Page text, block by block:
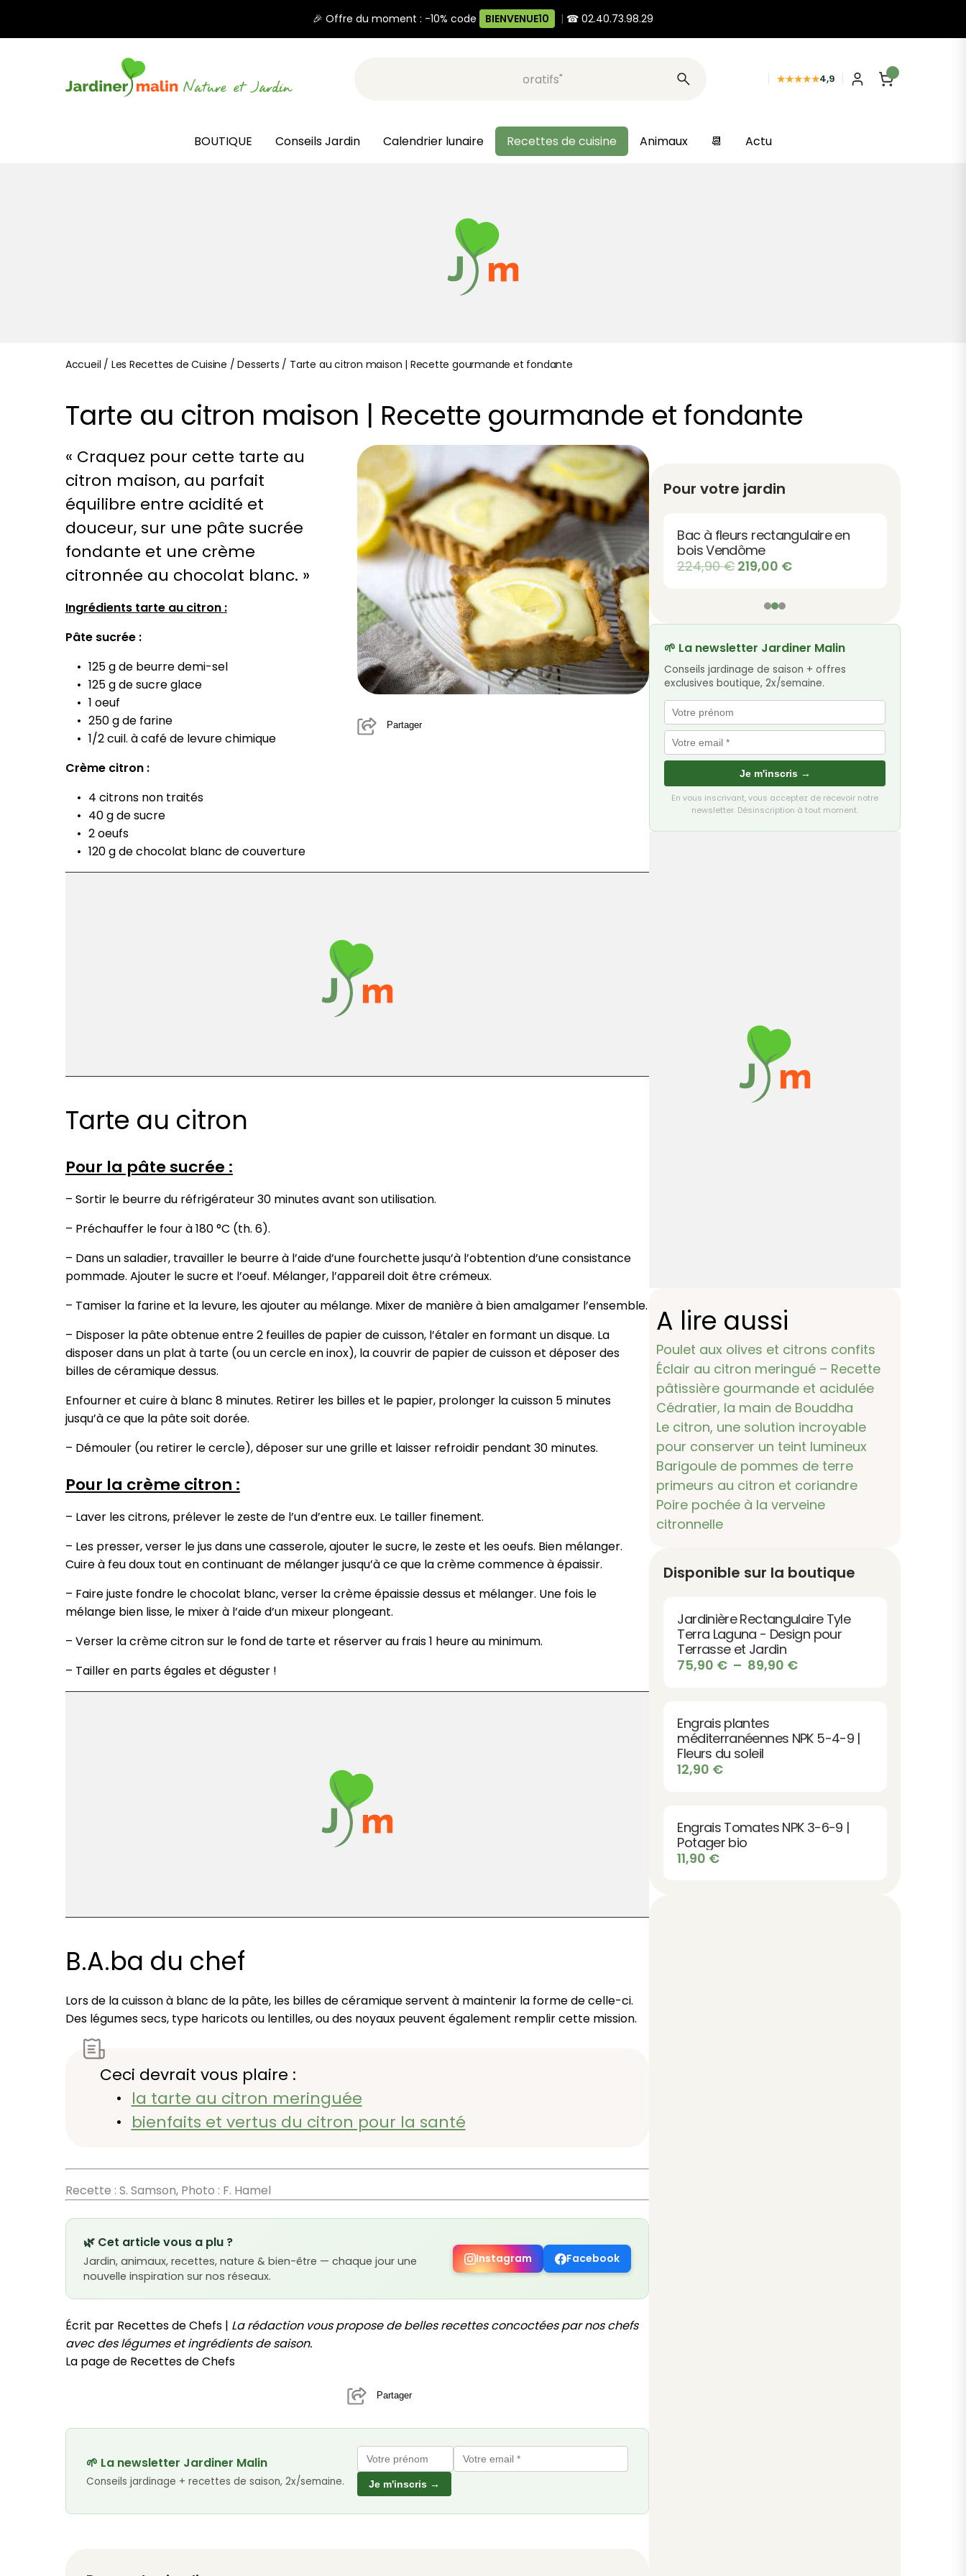
🎉 Offre du moment : -10% code BIENVENUE10 | ☎ 02.40.73.98.29
Recherche, ex: "pots décoratifs" ★★★★★4,9
BOUTIQUE Conseils Jardin Calendrier lunaire Recettes de cuisine Animaux 📆 Actu
Accueil / Les Recettes de Cuisine /Desserts / Tarte au citron maison | Recette gourmande et fondante
Tarte au citron maison | Recette gourmande et fondante
Partager
« Craquez pour cette tarte au
citron maison, au parfait
équilibre entre acidité et
douceur, sur une pâte sucrée
fondante et une crème
citronnée au chocolat blanc. »
Ingrédients tarte au citron :
Pâte sucrée :
125 g de beurre demi-sel
125 g de sucre glace
1 oeuf
250 g de farine
1/2 cuil. à café de levure chimique
Crème citron :
4 citrons non traités
40 g de sucre
2 oeufs
120 g de chocolat blanc de couverture
Tarte au citron
Pour la pâte sucrée :
– Sortir le beurre du réfrigérateur 30 minutes avant son utilisation.
– Préchauffer le four à 180 °C (th. 6).
– Dans un saladier, travailler le beurre à l’aide d’une fourchette jusqu’à l’obtention d’une consistance
pommade. Ajouter le sucre et l’oeuf. Mélanger, l’appareil doit être crémeux.
– Tamiser la farine et la levure, les ajouter au mélange. Mixer de manière à bien amalgamer l’ensemble.
– Disposer la pâte obtenue entre 2 feuilles de papier de cuisson, l’étaler en formant un disque. La
disposer dans un plat à tarte (ou un cercle en inox), la couvrir de papier de cuisson et déposer des
billes de céramique dessus.
Enfourner et cuire à blanc 8 minutes. Retirer les billes et le papier, prolonger la cuisson 5 minutes
jusqu’à ce que la pâte soit dorée.
– Démouler (ou retirer le cercle), déposer sur une grille et laisser refroidir pendant 30 minutes.
Pour la crème citron :
– Laver les citrons, prélever le zestede l’un d’entre eux. Le tailler finement.
– Les presser, verser le jus dans une casserole, ajouter le sucre, le zesteet les oeufs. Bien mélanger.
Cuire à feu doux tout en continuant de mélanger jusqu’à ce que la crème commence à épaissir.
– Faire juste fondre le chocolat blanc, verser la crème épaissie dessus et mélanger. Une fois le
mélange bien lisse, le mixer à l’aide d’un mixeur plongeant.
– Verser la crème citron sur le fond de tarte et réserverau frais 1 heure au minimum.
– Tailler en parts égales et déguster !
B.A.ba du chef
Lors de la cuisson à blanc de la pâte, les billes de céramique servent à maintenir la forme de celle-ci.
Des légumes secs, type haricots ou lentilles, ou des noyaux peuvent également remplir cette mission.
Ceci devrait vous plaire :
la tarte au citron meringuée
bienfaits et vertus du citron pour la santé
Recette : S. Samson, Photo : F. Hamel
🌿 Cet article vous a plu ?
Jardin, animaux, recettes, nature & bien-être — chaque jour une
nouvelle inspiration sur nos réseaux.
Instagram Facebook
Écrit par Recettes de Chefs | La rédaction vous propose de belles recettes concoctées par nos chefs
avec des légumes et ingrédients de saison.
La page de Recettes de Chefs
Partager
🌱 La newsletter Jardiner Malin
Conseils jardinage + recettes de saison, 2x/semaine. Je m'inscris →
Pour votre jardin
Bac à fleurs rectangulaire en
bois Vendôme
224,90€Le
initial
était :
219,00 €Le
🌱 La newsletter Jardiner Malin
Conseils jardinage de saison + offres
exclusives boutique, 2x/semaine.
Je m'inscris →
En vous inscrivant, vous acceptez de recevoir notre
newsletter. Désinscription à tout moment.
A lire aussi
Poulet aux olives et citrons confits
Éclair au citron meringué – Recette
pâtissière gourmande et acidulée
Cédratier, la main de Bouddha
Le citron, une solution incroyable
pour conserver un teint lumineux
Barigoule de pommes de terre
primeurs au citron et coriandre
Poire pochée à la verveine
citronnelle
Disponible sur la boutique
Jardinière Rectangulaire Tyle
Terra Laguna - Design pour
Terrasse et Jardin
75,90 € – 89,90 €Plage
à
89,90 €
Engrais plantes
méditerranéennes NPK 5-4-9 |
Fleurs du soleil
12,90 €
Engrais Tomates NPK 3-6-9 |
Potager bio
11,90 €